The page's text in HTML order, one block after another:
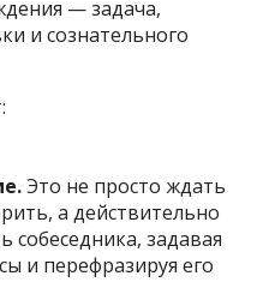
— задача,
и сознательного
Это не просто ждать
а действительно
задавая
и перефразируя его